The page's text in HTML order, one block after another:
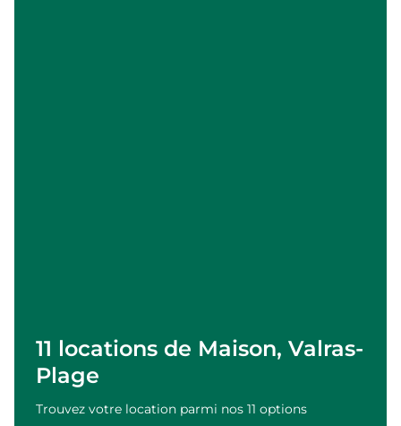
11 locations de Maison, Valras-
Plage
Trouvez votre location parmi nos 11 options